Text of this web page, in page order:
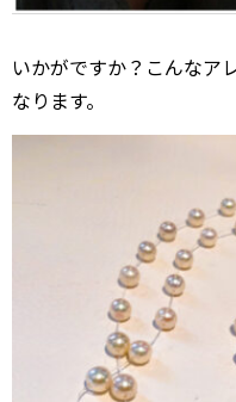
いかがですか？こんなア
なります。